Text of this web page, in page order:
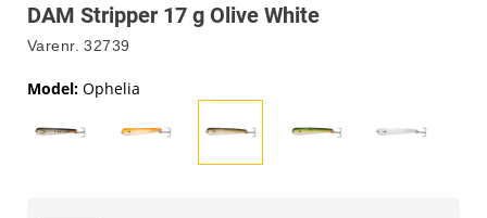
DAM Stripper 17 g Olive White
Varenr. 32739
Model: Ophelia